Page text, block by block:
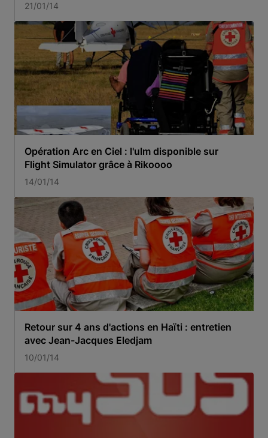
21/01/14
Opération Arc en Ciel : l'ulm disponible sur
Flight Simulator grâce à Rikoooo
14/01/14
Retour sur 4 ans d'actions en Haïti : entretien
avec Jean-Jacques Eledjam
10/01/14